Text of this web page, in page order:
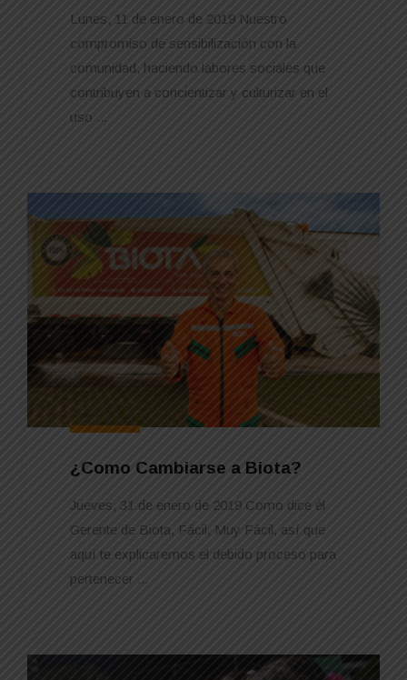
Lunes, 11 de enero de 2019 Nuestro
compromiso de sensibilización con la
comunidad, haciendo labores sociales que
contribuyen a concientizar y culturizar en el
uso ...
¿Como Cambiarse a Biota?
Jueves, 31 de enero de 2019 Como dice él
Gerente de Biota, Fácil, Muy Fácil, así que
aquí te explicaremos el debido proceso para
pertenecer ...